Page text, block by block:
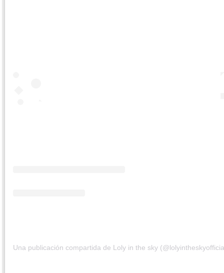
Una publicación compartida de Loly in the sky